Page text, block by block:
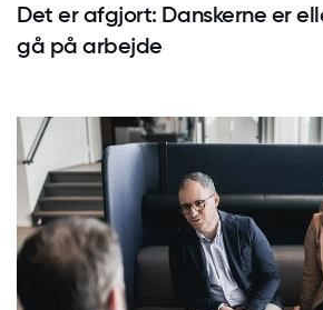
Det er afgjort: Danskerne er
gå på arbejde